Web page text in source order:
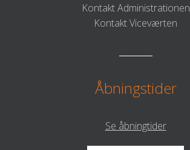
Kontakt Administrationen
Kontakt Viceværten
Åbningstider
Se åbningtider